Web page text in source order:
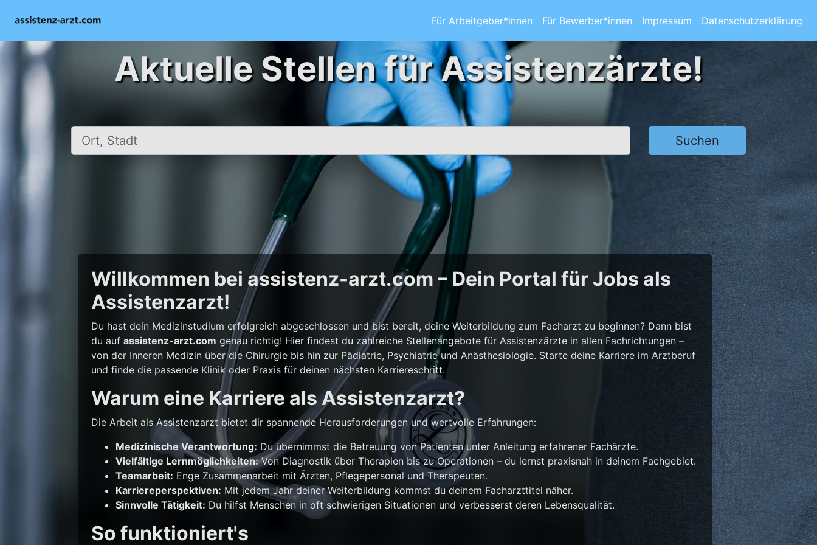
Für Arbeitgeber*innen Für Bewerber*innen Impressum Datenschutzerklärung
Aktuelle Stellen für Assistenzärzte!
Ort, Stadt Suchen
Willkommen bei assistenz-arzt.com – Dein Portal für Jobs als
Assistenzarzt!
Du hast dein Medizinstudium erfolgreich abgeschlossen und bist bereit, deine Weiterbildung zum Facharzt zu beginnen? Dann bist
du aufassistenz-arzt.com genau richtig! Hier findest du zahlreiche Stellenangebote für Assistenzärzte in allen Fachrichtungen –
von der Inneren Medizin über die Chirurgie bis hin zur Pädiatrie, Psychiatrie und Anästhesiologie. Starte deine Karriere im Arztberuf
und finde die passende Klinik oder Praxis für deinen nächsten Karriereschritt.
Warum eine Karriere als Assistenzarzt?
Die Arbeit als Assistenzarzt bietet dir spannende Herausforderungen und wertvolle Erfahrungen:
Medizinische Verantwortung: Du übernimmst die Betreuung von Patienten unter Anleitung erfahrener Fachärzte.
Vielfältige Lernmöglichkeiten:Von Diagnostik über Therapien bis zu Operationen – du lernst praxisnah in deinem Fachgebiet.
Teamarbeit: Enge Zusammenarbeit mit Ärzten, Pflegepersonal und Therapeuten.
Karriereperspektiven: Mit jedem Jahr deiner Weiterbildung kommst du deinem Facharzttitel näher.
Sinnvolle Tätigkeit: Du hilfst Menschen in oft schwierigen Situationen und verbesserst deren Lebensqualität.
So funktioniert's